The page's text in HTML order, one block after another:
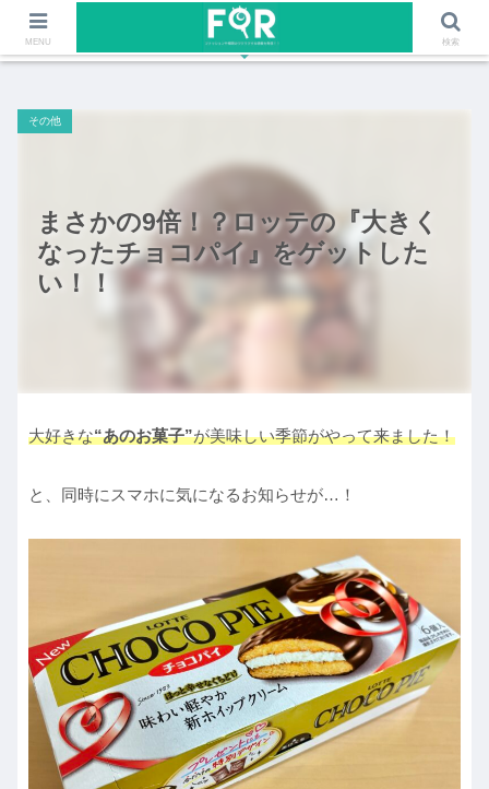
ファッションや福岡のワクワクする情報を発信！！
まさかの9倍！？ロッテの『大きく
なったチョコパイ』をゲットした
い！！
その他
大好きな“あのお菓子”が美味しい季節がやって来ました！
と、同時にスマホに気になるお知らせが…！
MENU 検索